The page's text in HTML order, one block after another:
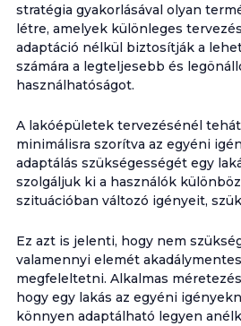
stratégia gyakorlásával olyan
létre, amelyek különleges
adaptáció nélkül biztosítják a
számára a legteljesebb és
használhatóságot.
A lakóépületek tervezésénél
minimálisra szorítva az egyéni
adaptálás szükségességét egy
szolgáljuk ki a használók
szituációban változó igényeit,
Ez azt is jelenti, hogy nem
valamennyi elemét
megfeleltetni. Alkalmas
hogy egy lakás az egyéni
könnyen adaptálható legyen